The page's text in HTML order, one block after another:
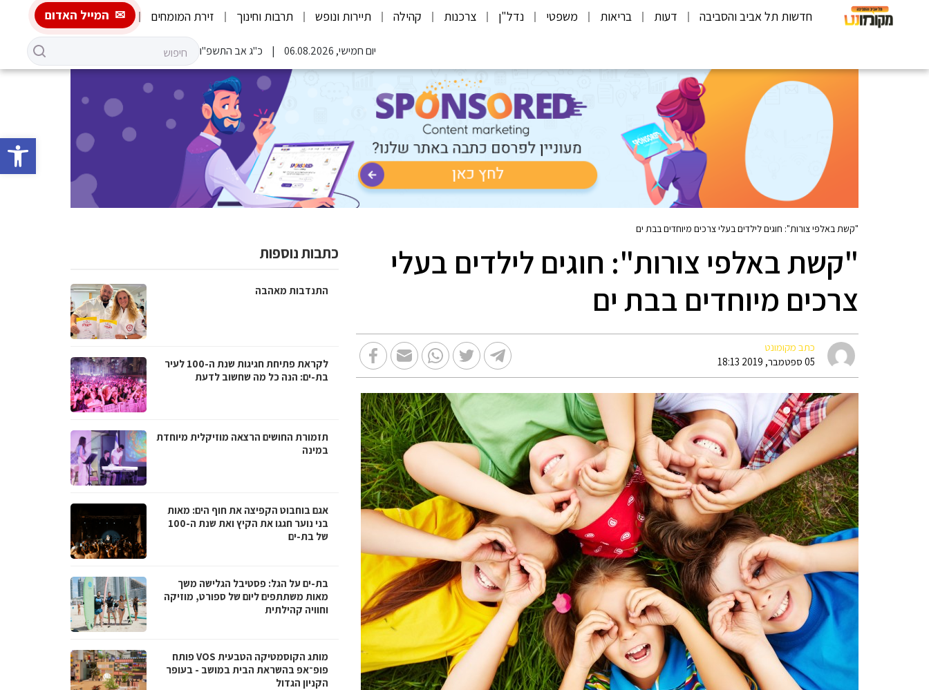
פתח
חדשות תל אביב והסביבה דעות בריאות משפטי נדל"ן צרכנות קהילה תיירות ונופש תרבות וחינוך זירת המומחים המייל האדום
יום חמישי, 06.08.2026 כ"ג אב התשפ"ו
"קשת באלפי צורות": חוגים לילדים בעלי צרכים מיוחדים בבת ים
"קשת באלפי צורות": חוגים לילדים בעלי
צרכים מיוחדים בבת ים
כתב מקומונט
05 ספטמבר, 2019 18:13
כתבות נוספות
התנדבות מאהבה
לקראת פתיחת חגיגות שנת ה-100 לעיר
בת-ים: הנה כל מה שחשוב לדעת
תזמורת החושים הרצאה מוזיקלית מיוחדת
במינה
אגם בוחבוט הקפיצה את חוף הים: מאות
בני נוער חגגו את הקיץ ואת שנת ה-100
של בת-ים
בת-ים על הגל: פסטיבל הגלישה משך
מאות משתתפים ליום של ספורט, מוזיקה
וחוויה קהילתית
מותג הקוסמטיקה הטבעית VOS פותח
פופ־אפ בהשראת הבית במושב - בעופר
הקניון הגדול